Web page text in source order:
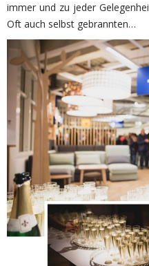
immer und zu jeder
Oft auch selbst gebrannten…